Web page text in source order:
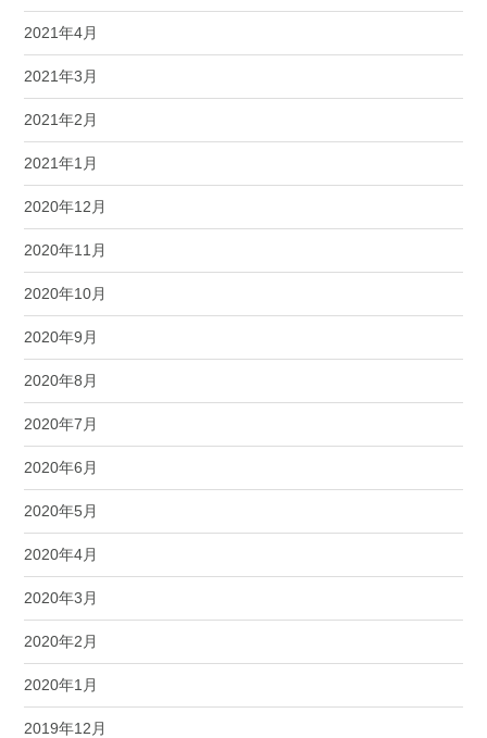
2021年4月
2021年3月
2021年2月
2021年1月
2020年12月
2020年11月
2020年10月
2020年9月
2020年8月
2020年7月
2020年6月
2020年5月
2020年4月
2020年3月
2020年2月
2020年1月
2019年12月